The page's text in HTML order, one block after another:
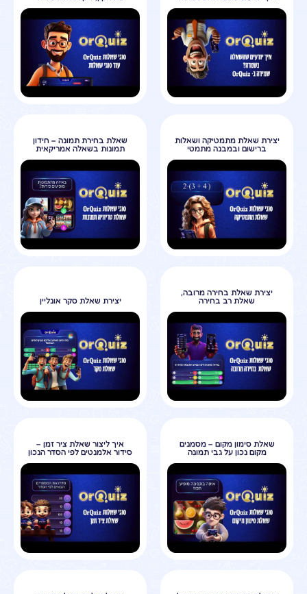
יצירת שאלת מתמטיקה ושאלות
ברישום ובמבנה מתמטי
שאלת בחירת תמונה – חידון
תמונות בשאלה אמריקאית
יצירת שאלת בחירה מרובה,
שאלת רב בחירה
יצירת שאלת סקר אונליין
שאלת סימון מקום – מסמנים
מקום נכון על גבי תמונה
איך ליצור שאלת ציר זמן –
סידור אלמנטים לפי הסדר הנכון